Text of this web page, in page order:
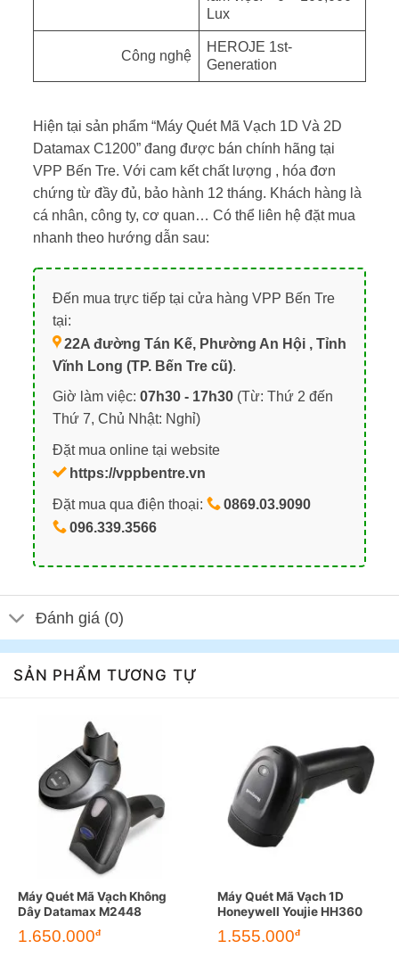
Lux
Công nghệ
HEROJE 1st-
Generation
Hiện tại sản phẩm “Máy Quét Mã Vạch 1D Và 2D
Datamax C1200” đang được bán chính hãng tại
VPP Bến Tre. Với cam kết chất lượng , hóa đơn
chứng từ đầy đủ, bảo hành 12 tháng. Khách hàng là
cá nhân, công ty, cơ quan… Có thể liên hệ đặt mua
nhanh theo hướng dẫn sau:
Đến mua trực tiếp tại cửa hàng VPP Bến Tre
tại:
22A đường Tán Kế, Phường An Hội , Tỉnh
Vĩnh Long (TP. Bến Tre cũ).
Giờ làm việc: 07h30 - 17h30(Từ: Thứ 2 đến
Thứ 7, Chủ Nhật: Nghỉ)
Đặt mua online tại website
https://vppbentre.vn
Đặt mua qua điện thoại:
0869.03.9090
096.339.3566
Đánh giá (0)
SẢN PHẨM TƯƠNG TỰ
Máy Quét Mã Vạch Không
Dây Datamax M2448
1.650.000đ
Máy Quét Mã Vạch 1D
Honeywell Youjie HH360
1.555.000đ